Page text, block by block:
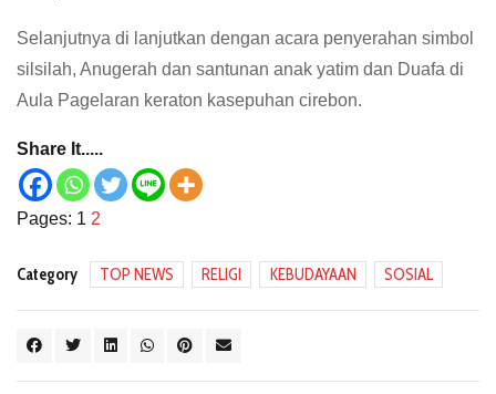
Selanjutnya di lanjutkan dengan acara penyerahan simbol
silsilah, Anugerah dan santunan anak yatim dan Duafa di
Aula Pagelaran keraton kasepuhan cirebon.
Share It.....
Pages: 1 2
Category TOP NEWS RELIGI KEBUDAYAAN SOSIAL